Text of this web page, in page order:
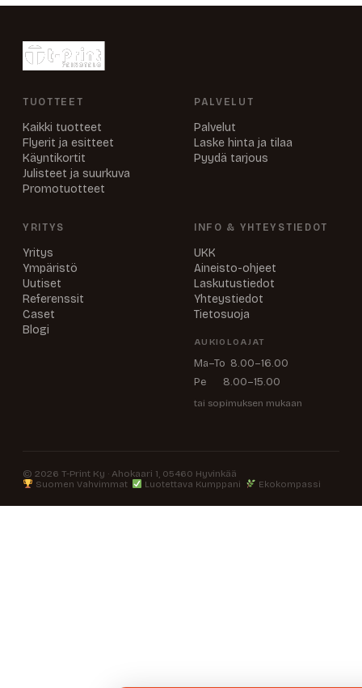
TUOTTEET
Kaikki tuotteet
Flyerit ja esitteet
Käyntikortit
Julisteet ja suurkuva
Promotuotteet
PALVELUT
Palvelut
Laske hinta ja tilaa
Pyydä tarjous
YRITYS
Yritys
Ympäristö
Uutiset
Referenssit
Caset
Blogi
INFO & YHTEYSTIEDOT
UKK
Aineisto-ohjeet
Laskutustiedot
Yhteystiedot
Tietosuoja
AUKIOLOAJAT
Ma–To 8.00–16.00
Pe 8.00–15.00
tai sopimuksen mukaan
© 2026 T-Print Ky · Ahokaari 1, 05460 Hyvinkää
Suomen Vahvimmat Luotettava Kumppani Ekokompassi